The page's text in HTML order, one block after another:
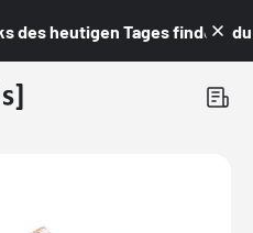
des heutigen Tages findest du